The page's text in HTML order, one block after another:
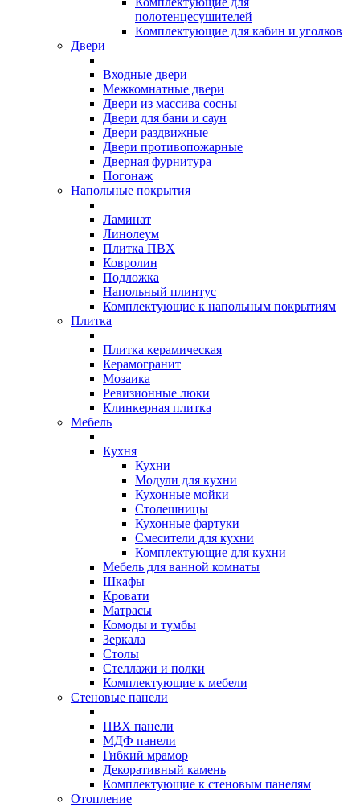
полотенцесушителей
Комплектующие для кабин и уголков
Двери
Входные двери
Межкомнатные двери
Двери из массива сосны
Двери для бани и саун
Двери раздвижные
Двери противопожарные
Дверная фурнитура
Погонаж
Напольные покрытия
Ламинат
Линолеум
Плитка ПВХ
Ковролин
Подложка
Напольный плинтус
Комплектующие к напольным покрытиям
Плитка
Плитка керамическая
Керамогранит
Мозаика
Ревизионные люки
Клинкерная плитка
Мебель
Кухня
Кухни
Модули для кухни
Кухонные мойки
Столешницы
Кухонные фартуки
Смесители для кухни
Комплектующие для кухни
Мебель для ванной комнаты
Шкафы
Кровати
Матрасы
Комоды и тумбы
Зеркала
Столы
Стеллажи и полки
Комплектующие к мебели
Стеновые панели
ПВХ панели
МДФ панели
Гибкий мрамор
Декоративный камень
Комплектующие к стеновым панелям
Отопление